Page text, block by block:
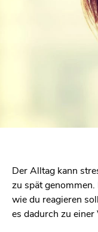
Der Alltag kann
zu spät
wie du reagieren
es dadurch zu